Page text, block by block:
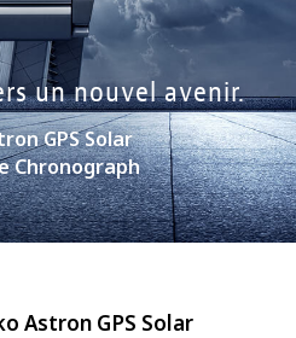
un nouvel avenir.
GPS Solar
Chronograph
Astron GPS Solar